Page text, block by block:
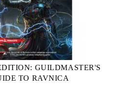
GUILDMASTER'S
TO RAVNICA